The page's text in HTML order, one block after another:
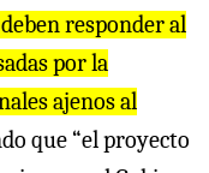
responder al
por la
ajenos al
que “el proyecto